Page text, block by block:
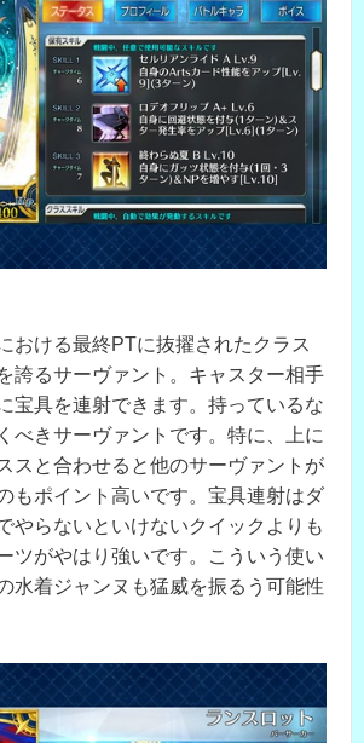
おける最終PTに抜擢されたクラス
誇るサーヴァント。キャスター相手
宝具を連射できます。持っているな
べきサーヴァントです。特に、上に
スと合わせると他のサーヴァントが
もポイント高いです。宝具連射はダ
やらないといけないクイックよりも
ツがやはり強いです。こういう使い
水着ジャンヌも猛威を振るう可能性